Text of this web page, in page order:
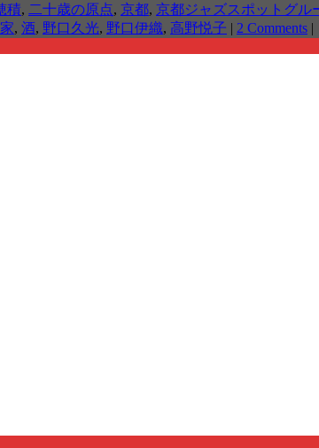
積, 二十歳の原点, 京都, 京都ジャズスポットグル
, 酒, 野口久光, 野口伊織, 高野悦子 | 2 Comments |